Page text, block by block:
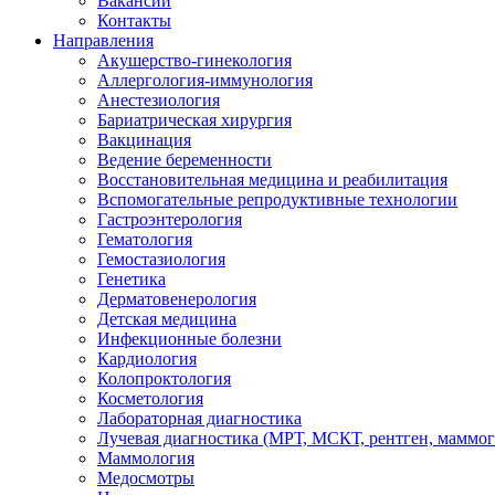
Контакты
Направления
Акушерство-гинекология
Аллергология-иммунология
Анестезиология
Бариатрическая хирургия
Вакцинация
Ведение беременности
Восстановительная медицина и реабилитация
Вспомогательные репродуктивные технологии
Гастроэнтерология
Гематология
Гемостазиология
Генетика
Дерматовенерология
Детская медицина
Инфекционные болезни
Кардиология
Колопроктология
Косметология
Лабораторная диагностика
Лучевая диагностика (МРТ, МСКТ, рентген,
Маммология
Медосмотры